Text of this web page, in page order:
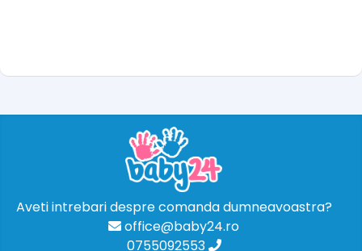
Aveti intrebari despre comanda dumneavoastra?
office@baby24.ro
0755092553